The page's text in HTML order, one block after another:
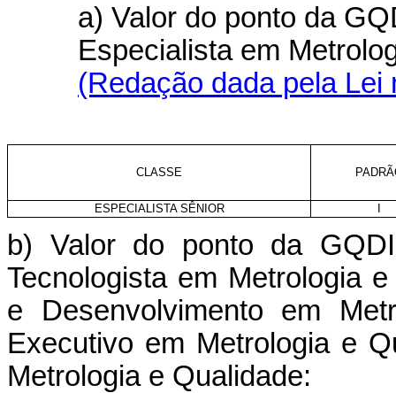
a) Valor do ponto da
Especialista em
(Redação dada pela Lei
CLASSE
ESPECIALISTA SÊNIOR
b) Valor do ponto da
Tecnologista em Metrologia
e Desenvolvimento em
Executivo em Metrologia e
Metrologia e Qualidade: